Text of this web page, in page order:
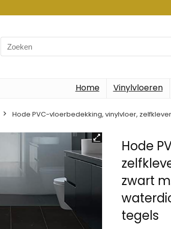
Search
for:
Home Vinylvloeren
Hode PVC-vloerbedekking, vinylvloer,
Hode
zwart
tegels